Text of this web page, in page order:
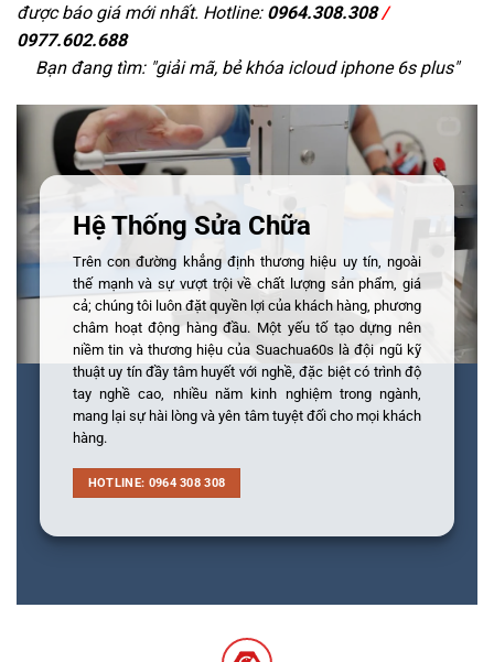
được báo giá mới nhất. Hotline: 0964.308.308/
0977.602.688
Bạn đang tìm: "giải mã, bẻ khóa icloud iphone 6s plus"
Hệ Thống Sửa Chữa
Trên con đường khẳng định thương hiệu uy tín, ngoài
thế mạnh và sự vượt trội về chất lượng sản phẩm, giá
cả; chúng tôi luôn đặt quyền lợi của khách hàng, phương
châm hoạt động hàng đầu. Một yếu tố tạo dựng nên
niềm tin và thương hiệu của Suachua60s là đội ngũ kỹ
thuật uy tín đầy tâm huyết với nghề, đặc biệt có trình độ
tay nghề cao, nhiều năm kinh nghiệm trong ngành,
mang lại sự hài lòng và yên tâm tuyệt đối cho mọi khách
hàng.
HOTLINE: 0964 308 308